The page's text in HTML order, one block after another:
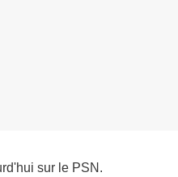
sur le PSN.